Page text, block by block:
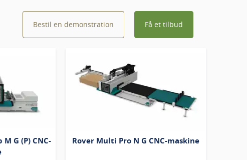
Bestil en demonstration Få et tilbud
G (P) CNC-
Rover Multi Pro N G CNC-maskine